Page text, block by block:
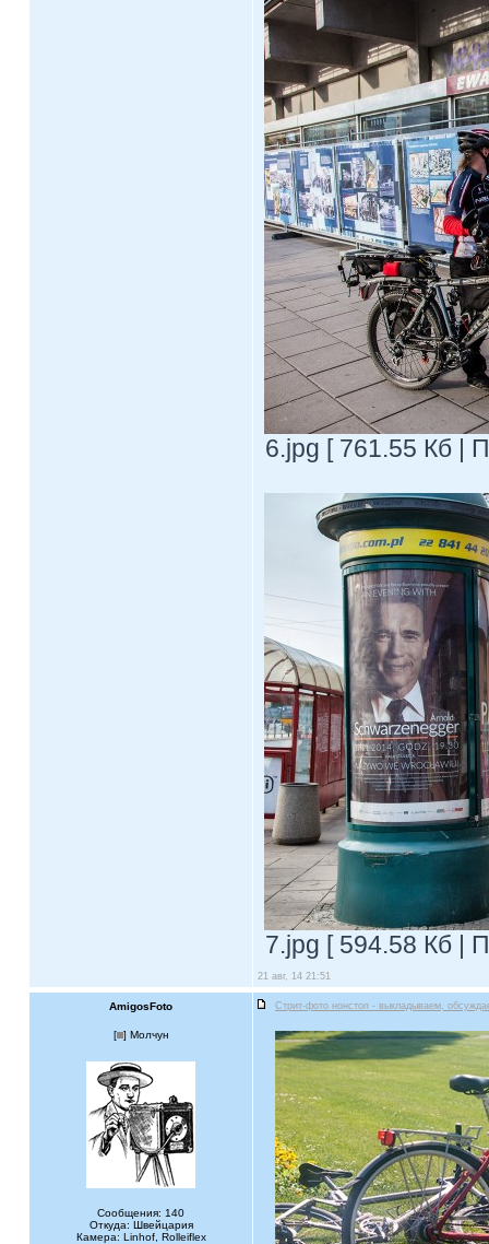
6.jpg [ 761.55 Кб |
7.jpg [ 594.58 Кб |
21 авг, 14 21:51
AmigosFoto Стрит-фото нонстоп - выкладываем,
[ ] Молчун
Сообщения: 140
Откуда: Швейцария
Камера: Linhof, Rolleiflex